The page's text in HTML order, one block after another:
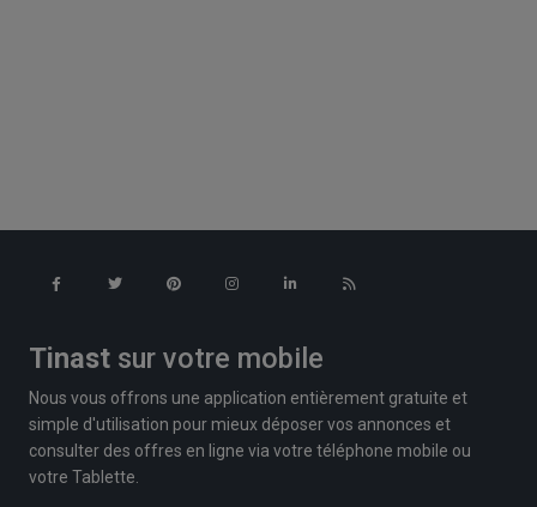
Tinast sur votre mobile
Nous vous offrons une application entièrement gratuite et
simple d'utilisation pour mieux déposer vos annonces et
consulter des offres en ligne via votre téléphone mobile ou
votre Tablette.